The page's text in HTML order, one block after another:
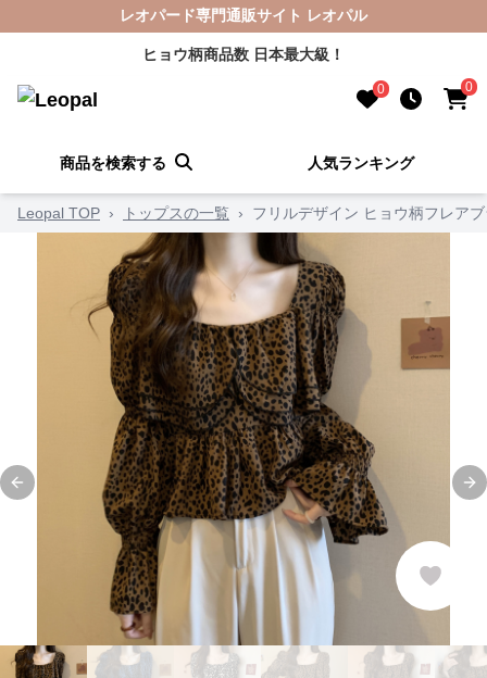
レオパード専門通販サイト レオパル
ヒョウ柄商品数 日本最大級！
0 0
商品を検索する 人気ランキング
Leopal TOP › トップスの一覧 › フリルデザイン ヒョウ柄フレア
Previous slide